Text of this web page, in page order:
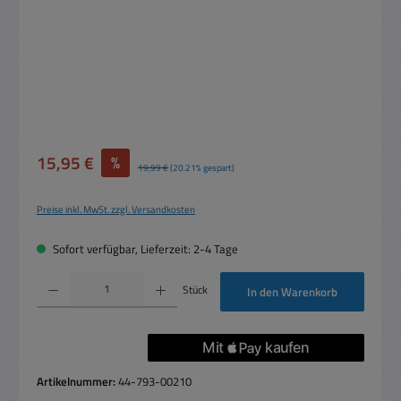
Verkaufspreis:
15,95 € % Regulärer Preis:
19,99 €(20.21% gespart)
Preise inkl. MwSt. zzgl. Versandkosten
Sofort verfügbar, Lieferzeit: 2-4 Tage
Produkt Anzahl: Gib den gewünschten Wert ein oder benutze die Schaltflächen um
Stück In den Warenkorb
Artikelnummer:44-793-00210